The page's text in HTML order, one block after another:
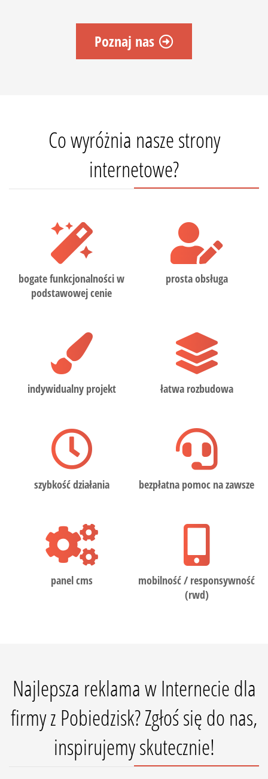
Poznaj nas
Co wyróżnia nasze strony
internetowe?
bogate funkcjonalności w
podstawowej cenie
prosta obsługa
indywidualny projekt łatwa rozbudowa
szybkość działania bezpłatna pomoc na zawsze
panel cms
mobilność / responsywność
(rwd)
Najlepsza reklama w Internecie dla
firmy z Pobiedzisk? Zgłoś się do nas,
inspirujemy skutecznie!